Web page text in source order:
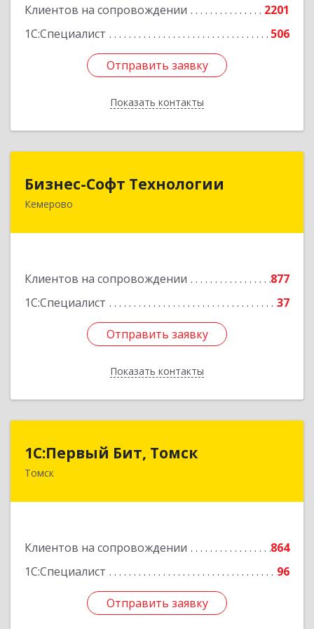
Клиентов на сопровождении
2201
1С:Специалист
506
Отправить заявку
Показать контакты
Отправить заявку
Назад
Бизнес-Софт Технологии
Кемерово
Клиентов на сопровождении
877
1С:Специалист
37
Отправить заявку
Показать контакты
Бизнес-Софт Технологии
650992, Кемеровская область - Кузбасс обл,
Отправить заявку
Назад
1С:Первый Бит, Томск
Томск
Клиентов на сопровождении
864
1С:Специалист
96
Отправить заявку
634041, Томская обл, Томск г, Кирова пр-кт,
Отправить заявку